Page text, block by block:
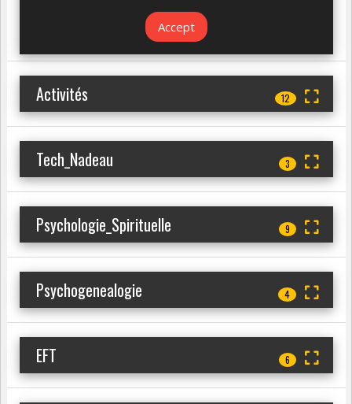
Accept
Activités 12
Tech_Nadeau 3
Psychologie_Spirituelle 9
Psychogenealogie 4
EFT 6